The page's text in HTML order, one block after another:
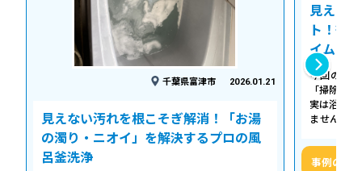
千葉県富津市 2026.01.21
見えない汚れを根こそぎ解消！「お湯
の濁り・ニオイ」を解決するプロの風
呂釜洗浄
見えな
ト！徹
イム
今回の作
「掃除し
実は浴槽
ません。
事例の詳